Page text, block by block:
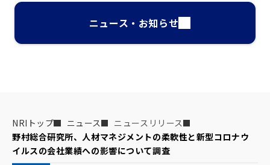
ニュース・お知らせ
NRIトップ ニュース
ニュースリリース
野村総合研究所、人材マネジメントの柔軟性と新型コロナウ
イルスの会社業績への影響について調査